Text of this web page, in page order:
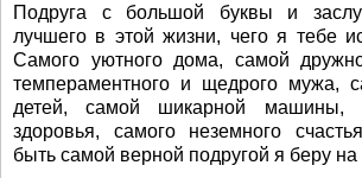
Подруга с большой буквы и
лучшего в этой жизни, чего я тебе
Самого уютного дома, самой
темпераментного и щедрого мужа,
детей, самой шикарной машины,
здоровья, самого неземного
быть самой верной подругой я беру на